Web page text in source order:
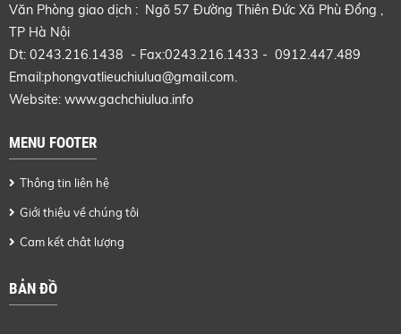
Văn Phòng giao dịch : Ngõ 57 Đường Thiên Đức Xã Phù Đổng ,
TP Hà Nội
Dt: 0243.216.1438 - Fax:0243.216.1433 - 0912.447.489
Email:phongvatlieuchiulua@gmail.com.
Website: www.gachchiulua.info
MENU FOOTER
Thông tin liên hệ
Giới thiệu về chúng tôi
Cam kết chât lượng
BẢN ĐỒ